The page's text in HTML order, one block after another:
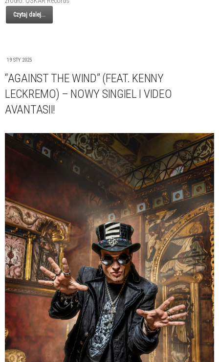
Czytaj dalej...
19 STY 2025
“AGAINST THE WIND” (FEAT. KENNY
LECKREMO) – NOWY SINGIEL I VIDEO
AVANTASII!